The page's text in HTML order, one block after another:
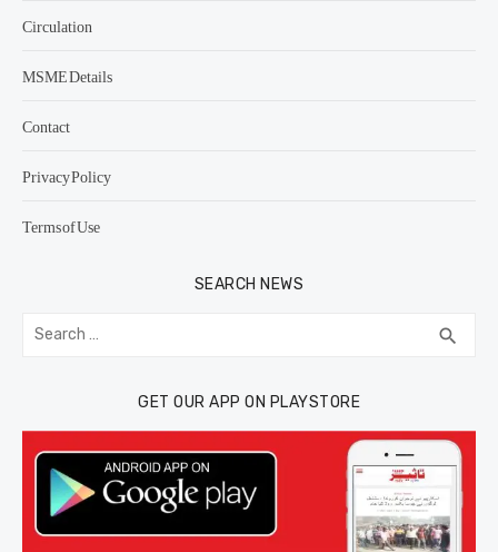
Circulation
MSME Details
Contact
Privacy Policy
Terms of Use
SEARCH NEWS
Search
for: search
GET OUR APP ON PLAYSTORE